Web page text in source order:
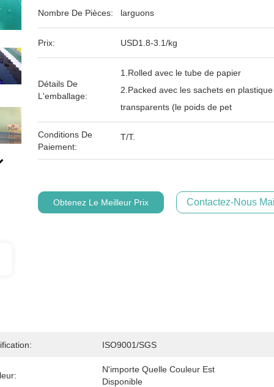
Nombre De Pièces: larguons
Prix: USD1.8-3.1/kg
Détails De
L'emballage:
1.Rolled avec le tube de papier
2.Packed avec les sachets en plastique
transparents (le poids de pet
Conditions De
Paiement:
T/T.
Obtenez Le Meilleur Prix Contactez-Nous
ISO9001/SGS
N'importe Quelle Couleur Est
Disponible